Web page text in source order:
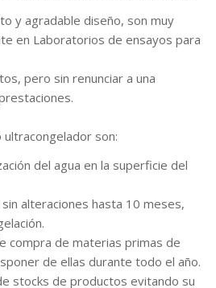
y agradable diseño, son muy
en Laboratorios de ensayos para
pero sin renunciar a una
son:
del agua en la superficie del
alteraciones hasta 10 meses,
compra de materias primas de
de ellas durante todo el año.
stocks de productos evitando su